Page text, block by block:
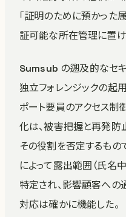
「証明のために預かった
証可能な所在管理に置け
Sumsub の遡及的なセキ
独立フォレンジックの起
ポート要員のアクセス制
化は、被害把握と再発
その役割を否定するもの
によって露出範囲（氏名
特定され、影響顧客への
対応は確かに機能した。